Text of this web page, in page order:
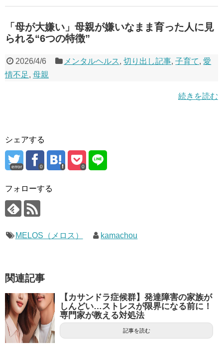
「母が大嫌い」母親が嫌いなまま育った人に見
られる“6つの特徴”
2026/4/6 メンタルヘルス,切り出し記事,子育て,愛
情不足, 母親
続きを読む
シェアする
error 0 0
フォローする
MELOS（メロス） kamachou
関連記事
【カサンドラ症候群】発達障害の家族が
しんどい…ストレスが限界になる前に！
専門家が教える対処法
記事を読む